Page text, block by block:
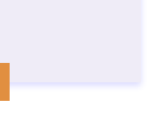
樂 以遊戲學習與創
情